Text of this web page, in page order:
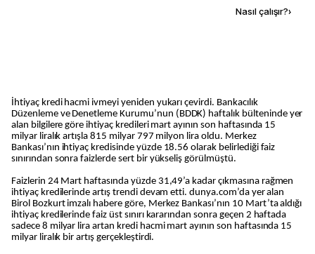
Nasıl çalışır?›
İhtiyaç kredi hacmi ivmeyi yeniden yukarı çevirdi. Bankacılık
Düzenleme ve Denetleme Kurumu’nun (BDDK) haftalık bülteninde yer
alan bilgilere göre ihtiyaç kredileri mart ayının son haftasında 15
milyar liralık artışla 815 milyar 797 milyon lira oldu. Merkez
Bankası’nın ihtiyaç kredisinde yüzde 18.56 olarak belirlediği faiz
sınırından sonra faizlerde sert bir yükseliş görülmüştü.
Faizlerin 24 Mart haftasında yüzde 31,49’a kadar çıkmasına rağmen
ihtiyaç kredilerinde artış trendi devam etti. dunya.com’da yer alan
Birol Bozkurt imzalı habere göre, Merkez Bankası’nın 10 Mart’ta aldığı
ihtiyaç kredilerinde faiz üst sınırı kararından sonra geçen 2 haftada
sadece 8 milyar lira artan kredi hacmi mart ayının son haftasında 15
milyar liralık bir artış gerçekleştirdi.